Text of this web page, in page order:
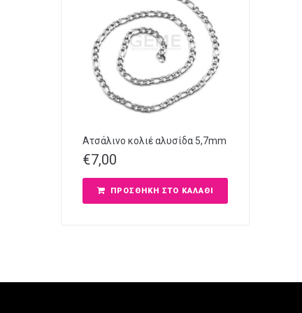
Ατσάλινο κολιέ αλυσίδα 5,7mm
€7,00
ΠΡΟΣΘΉΚΗ ΣΤΟ ΚΑΛΆΘΙ